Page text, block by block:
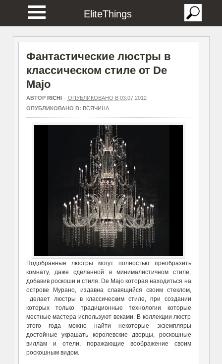
EliteThings
Фантастические люстры в
классическом стиле от De
Majo
АВТОР RICHI– ОПУБЛИКОВАНО В 03.07.2012
ОПУБЛИКОВАНО В: ВСЯЧИНА
Подобранные люстры могут полностью преобразить
комнату, даже сделанной в минималистичном стиле,
добавив роскоши и стиля. De Majo которая находиться на
острове Мурано, издавна славящийся своим стеклом,
делает люстры в классическим стиле, при создании
которых только традиционные технологии которые
местные мастера используют веками. В коллекции люстр
этого года можно найти некоторые экземпляры
достойные украшать королевские дворцы, роскошные
виллам и отели, поражающие воображение своим
роскошным видом.